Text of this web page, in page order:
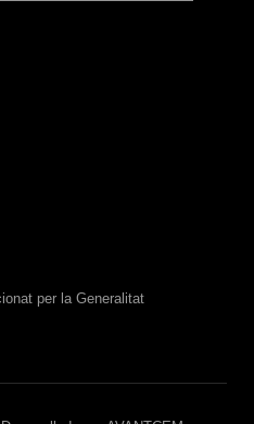
per la Generalitat